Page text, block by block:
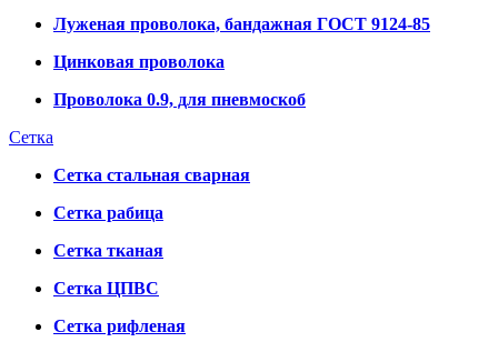
Луженая проволока, бандажная ГОСТ 9124-85
Цинковая проволока
Проволока 0.9, для пневмоскоб
Сетка
Сетка стальная сварная
Сетка рабица
Сетка тканая
Сетка ЦПВС
Сетка рифленая